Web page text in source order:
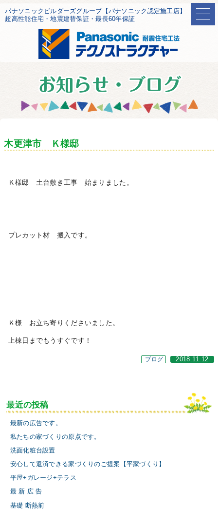
パナソニックビルダーズグループ【パナソニック認定施工店】
超高性能住宅・地震建替保証・最長60年保証
木更津市 Ｋ様邸
Ｋ様邸 土台敷き工事 始まりました。
プレカット材 搬入です。
Ｋ様 お立ち寄りくださいました。
上棟日までもうすぐです！
ブログ 2018.11.12
最近の投稿
最新の広告です。
私たちの家づくりの原点です。
洗面化粧台設置
安心して返済できる家づくりのご提案【平家づくり】
平屋+ガレージ+テラス
最 新 広 告
基礎 断熱前